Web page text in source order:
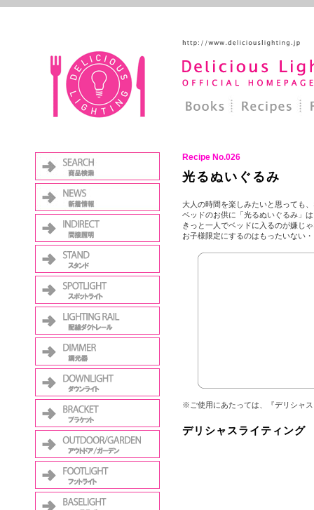
Recipe No.026
光るぬいぐるみ
大人の時間を楽しみたいと思っても
ベッドのお供に「光るぬいぐるみ」
きっと一人でベッドに入るのが嫌じ
お子様限定にするのはもったいない
※ご使用にあたっては、『デリシャ
デリシャスライティング